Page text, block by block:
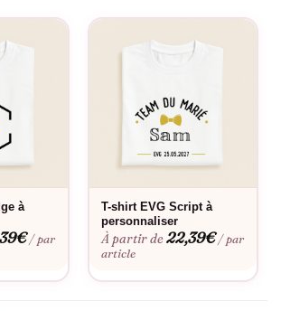
de la brigade, la bande le suit, et chaque
touche personnelle.
de casquettes prévoir ?
par membre de la brigade, avec son
pour un effet de groupe complet.
est-il fait en France ?
en France, à la commande.
floquée en France.
à
€ / par
T-shirt EVG Script à
personnaliser
À partir de22,39€ / par
article